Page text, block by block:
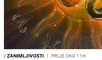
/ZANIMLJIVOSTI I PRIJE OKO 11H